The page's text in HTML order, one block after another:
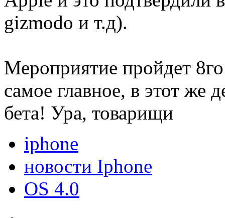
gizmodo и т.д).
Мероприятие пройдет
самое главное, в этот же
бета! Ура, товарищи
iphone
новости Iphone
OS 4.0